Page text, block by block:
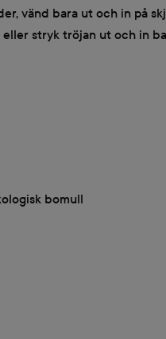
vänd bara ut och in på
stryk tröjan ut och in
bomull